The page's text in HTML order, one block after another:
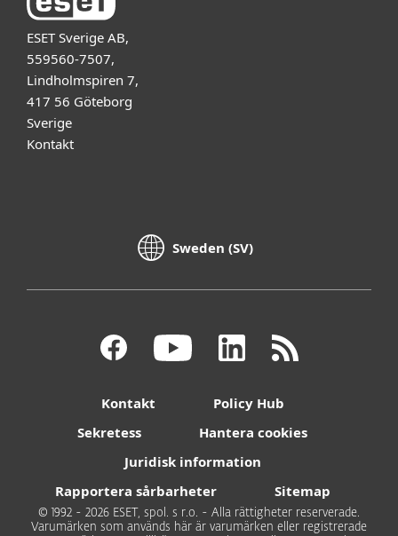
ESET Sverige AB,
559560-7507,
Lindholmspiren 7,
417 56 Göteborg
Sverige
Kontakt
Sweden (SV)
Kontakt
Policy Hub
Sekretess
Hantera cookies
Juridisk information
Rapportera sårbarheter
Sitemap
© 1992 - 2026 ESET, spol. s r.o. - Alla rättigheter reserverade.
Varumärken som används här är varumärken eller registrerade